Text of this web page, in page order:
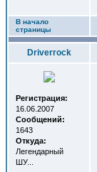
В начало
страницы
Driverrock
Регистрация:
16.06.2007
Сообщений:
1643
Откуда:
Легендарный
ШУ...